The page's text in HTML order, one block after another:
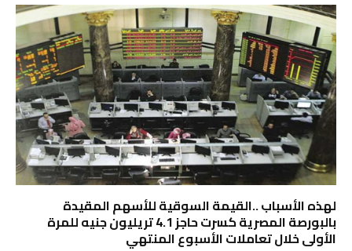
لهذه الأسباب ..القيمة السوقية للأسهم المقيدة
بالبورصة المصرية كسرت حاجز 4.1 تريليون جنيه للمرة
الأولى خلال تعاملات الأسبوع المنتهي